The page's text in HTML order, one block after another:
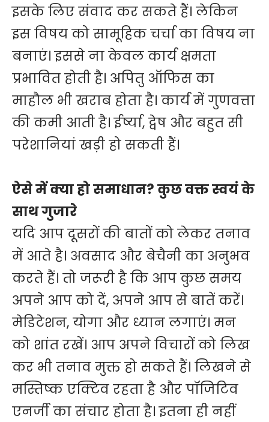
इसके लिए संवाद कर सकते हैं। लेकिन
इस विषय को सामूहिक चर्चा का विषय ना
बनाएं। इससे ना केवल कार्य क्षमता
प्रभावित होती है। अपितु ऑफिस का
माहौल भी खराब होता है। कार्य में गुणवत्ता
की कमी आती है। ईर्ष्या, द्वेष और बहुत सी
परेशानियां खड़ी हो सकती हैं।
ऐसे में क्या हो समाधान? कुछ वक्त स्वयं के
साथ गुजारे
यदि आप दूसरों की बातों को लेकर तनाव
में आते है। अवसाद और बेचैनी का अनुभव
करते हैं। तो जरूरी है कि आप कुछ समय
अपने आप को दें, अपने आप से बातें करें।
मेडिटेशन, योगा और ध्यान लगाएं। मन
को शांत रखें। आप अपने विचारों को लिख
कर भी तनाव मुक्त हो सकते हैं। लिखने से
मस्तिष्क एक्टिव रहता है और पॉजिटिव
एनर्जी का संचार होता है। इतना ही नहीं